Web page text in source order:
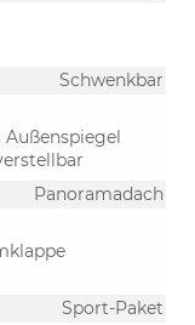
Schwenkbar
Panoramadach
Sport-Paket